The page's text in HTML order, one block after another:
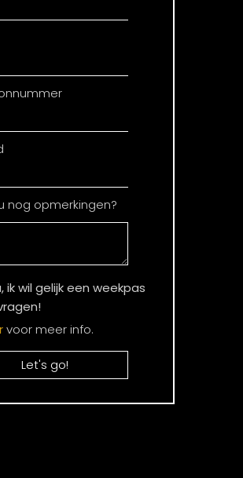
nog opmerkingen?
ik wil gelijk een weekpas
voor meer info.